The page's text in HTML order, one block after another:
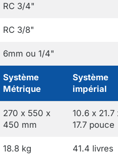
RC 3/4"
RC 3/8"
6mm ou 1/4"
Système
Métrique
Système
impérial
270 x 550 x
450 mm
10.6 x 21.7
17.7 pouce
18.8 kg 41.4 livres